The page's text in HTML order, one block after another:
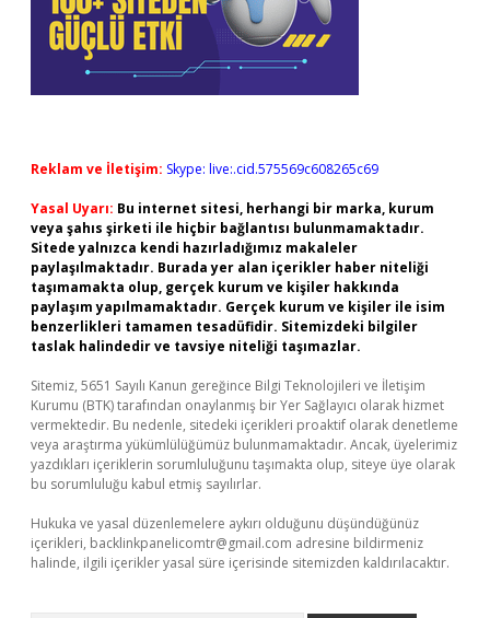
Reklam ve İletişim: Skype: live:.cid.575569c608265c69
Yasal Uyarı: Bu internet sitesi, herhangi bir marka, kurum
veya şahıs şirketi ile hiçbir bağlantısı bulunmamaktadır.
Sitede yalnızca kendi hazırladığımız makaleler
paylaşılmaktadır. Burada yer alan içerikler haber niteliği
taşımamakta olup, gerçek kurum ve kişiler hakkında
paylaşım yapılmamaktadır. Gerçek kurum ve kişiler ile isim
benzerlikleri tamamen tesadüfidir. Sitemizdeki bilgiler
taslak halindedir ve tavsiye niteliği taşımazlar.
Sitemiz, 5651 Sayılı Kanun gereğince Bilgi Teknolojileri ve İletişim
Kurumu (BTK) tarafından onaylanmış bir Yer Sağlayıcı olarak hizmet
vermektedir. Bu nedenle, sitedeki içerikleri proaktif olarak denetleme
veya araştırma yükümlülüğümüz bulunmamaktadır. Ancak, üyelerimiz
yazdıkları içeriklerin sorumluluğunu taşımakta olup, siteye üye olarak
bu sorumluluğu kabul etmiş sayılırlar.
Hukuka ve yasal düzenlemelere aykırı olduğunu düşündüğünüz
içerikleri, backlinkpanelicomtr@gmail.com adresine bildirmeniz
halinde, ilgili içerikler yasal süre içerisinde sitemizden kaldırılacaktır.